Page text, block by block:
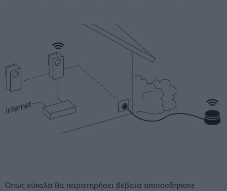
Όπως εύκολα θα παρατηρήσει βέβαια οποιοσδήποτε